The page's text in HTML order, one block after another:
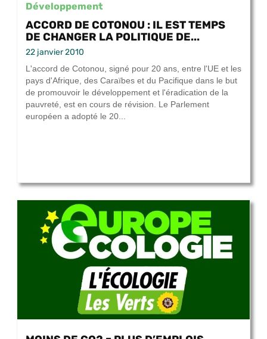
Développement
ACCORD DE COTONOU : IL EST TEMPS
DE CHANGER LA POLITIQUE DE...
22 janvier 2010
L'accord de Cotonou, signé pour 20 ans, entre l'UE et les
pays d'Afrique, des Caraïbes et du Pacifique dans le but
de promouvoir le développement et l'éradication de la
pauvreté, est en cours de révision. Le Parlement
européen a adopté le 20...